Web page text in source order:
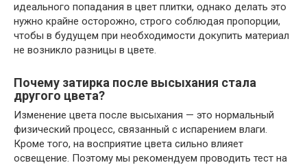
идеального попадания в цвет плитки, однако делать это
нужно крайне осторожно, строго соблюдая пропорции,
чтобы в будущем при необходимости докупить материал
не возникло разницы в цвете.
Почему затирка после высыхания стала
другого цвета?
Изменение цвета после высыхания — это нормальный
физический процесс, связанный с испарением влаги.
Кроме того, на восприятие цвета сильно влияет
освещение. Поэтому мы рекомендуем проводить тест на